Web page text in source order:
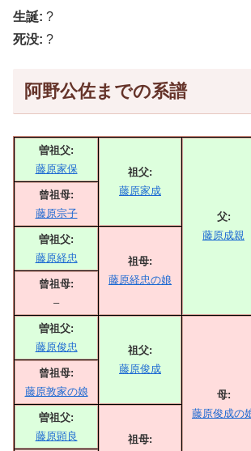
生誕: ?
死没: ?
阿野公佐までの系譜
曽祖父:
藤原家保
祖父:
藤原家成
父:
藤原成親
曾祖母:
藤原宗子
曽祖父:
藤原経忠
祖母:
藤原経忠の娘
曾祖母:
–
曽祖父:
藤原俊忠
祖父:
藤原俊成
母:
藤原俊成の
曾祖母:
藤原敦家の娘
曽祖父:
藤原顕良
祖母: